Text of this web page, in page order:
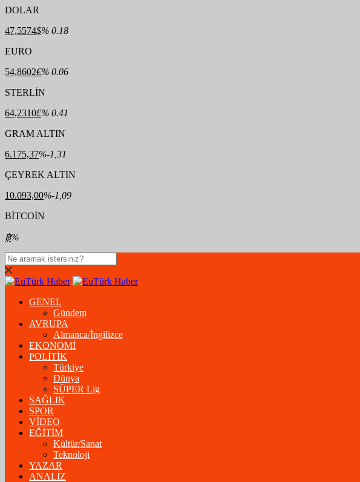
DOLAR
47,5574$% 0.18
EURO
54,8602€% 0.06
STERLİN
64,2310£% 0.41
GRAM ALTIN
6.175,37%-1,31
ÇEYREK ALTIN
10.093,00%-1,09
BİTCOİN
฿%
GENEL
Gündem
AVRUPA
Almanca/İngilizce
EKONOMİ
POLİTİK
Türkiye
Dünya
SÜPER Lig
SAĞLIK
SPOR
VİDEO
EĞİTİM
Kültür/Sanat
Teknoloji
YAZAR
ANALİZ